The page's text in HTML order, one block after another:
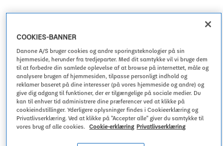
Sunde vaner begynder i
barndommen
Barndommen1er en særlig værdifuld periode til at skabe
tidlige daglige oplevelser, der danner grundlaget for sunde
spisevaner gennem livet2. Med produkter, som børn elsker,
og som forældre trygt kan servere, støtter Danonino familier
med mejeriprodukter i forskellige smagsvarianter og
farverige pakninger. Ved at gøre Danonino til en positiv
madoplevelse og give børnene en chance for at være direkte
involveret, er de mere tilbøjelige til selv at træffe sundere
COOKIES-BANNER
Danone A/S bruger cookies og andre sporingsteknologier på sin
hjemmeside, herunder fra tredjeparter. Med dit samtykke vil vi bruge dem
til at forbedre din samlede oplevelse af at browse på internettet, måle og
analysere brugen af hjemmesiden, tilpasse personligt indhold og
reklamer baseret på dine interesser (på vores hjemmeside og andre) og
give dig adgang til funktioner, der er tilgængelige på sociale medier. Du
kan til enhver tid administrere dine præferencer ved at klikke på
cookieindstillinger. Yderligere oplysninger findes i Cookieerklæring og
Privatlivserklæring. Ved at klikke på "Accepter alle" giver du samtykke til
vores brug af alle cookies.
Cookie-erklæring Privatlivserklæring